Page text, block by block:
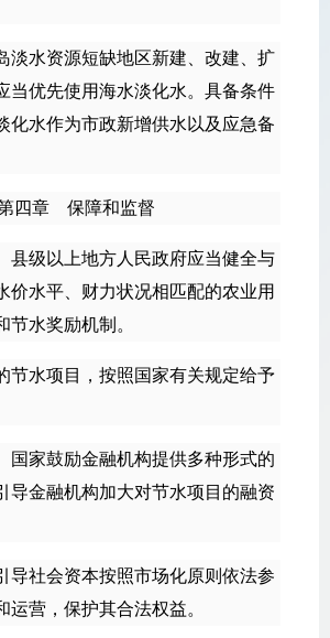
水资源短缺地区新建、改建、扩
当优先使用海水淡化水。具备条件
化水作为市政新增供水以及应急备
四章 保障和监督
以上地方人民政府应当健全与
价水平、财力状况相匹配的农业用
节水奖励机制。
水项目，按照国家有关规定给予
鼓励金融机构提供多种形式的
导金融机构加大对节水项目的融资
社会资本按照市场化原则依法参
运营，保护其合法权益。